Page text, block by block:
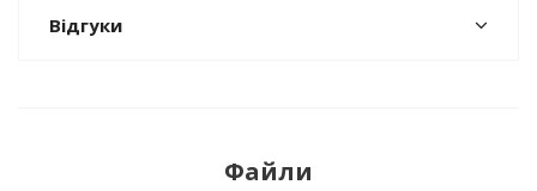
Відгуки
Файли